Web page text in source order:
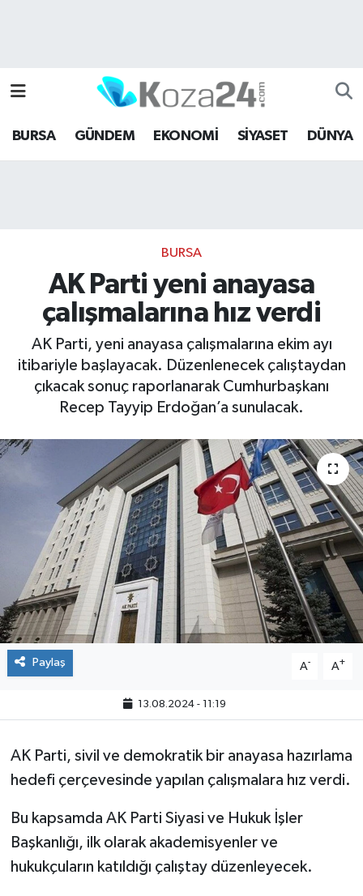
BURSA GÜNDEM EKONOMİ SİYASET DÜNYA
BURSA
AK Parti yeni anayasa
çalışmalarına hız verdi
AK Parti, yeni anayasa çalışmalarına ekim ayı
itibariyle başlayacak. Düzenlenecek çalıştaydan
çıkacak sonuç raporlanarak Cumhurbaşkanı
Recep Tayyip Erdoğan’a sunulacak.
Paylaş A- A+
13.08.2024 - 11:19
AK Parti, sivil ve demokratik bir anayasa hazırlama
hedefi çerçevesinde yapılan çalışmalara hız verdi.
Bu kapsamda AK Parti Siyasi ve Hukuk İşler
Başkanlığı, ilk olarak akademisyenler ve
hukukçuların katıldığı çalıştay düzenleyecek.
Bursa Hava Durumu
Bursa Namaz Vakitleri
Son Dakika Haberleri
Haber Arşivi